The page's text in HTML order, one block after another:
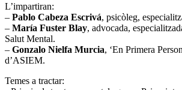
L’impartiran:
– Pablo Cabeza Escrivá, psicòleg,
– María Fuster Blay, advocada,
Salut Mental.
– Gonzalo Nielfa Murcia, ‘En Primera
d’ASIEM.
Temes a tractar: